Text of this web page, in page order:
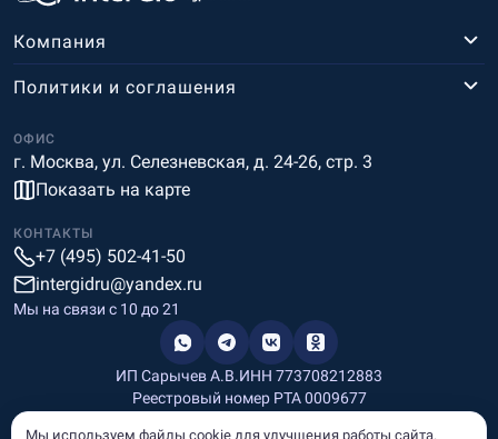
Компания
ОФИС
г. Москва, ул. Селезневская, д. 24-26, стр. 3
Показать на карте
Политики и соглашения
КОНТАКТЫ
+7 (495) 502-41-50
intergidru@yandex.ru
Мы на связи c 10 до 21
ИП Сарычев А.В.ИНН 773708212883
Реестровый номер РТА 0009677
Мы используем файлы cookie для улучшения работы сайта.